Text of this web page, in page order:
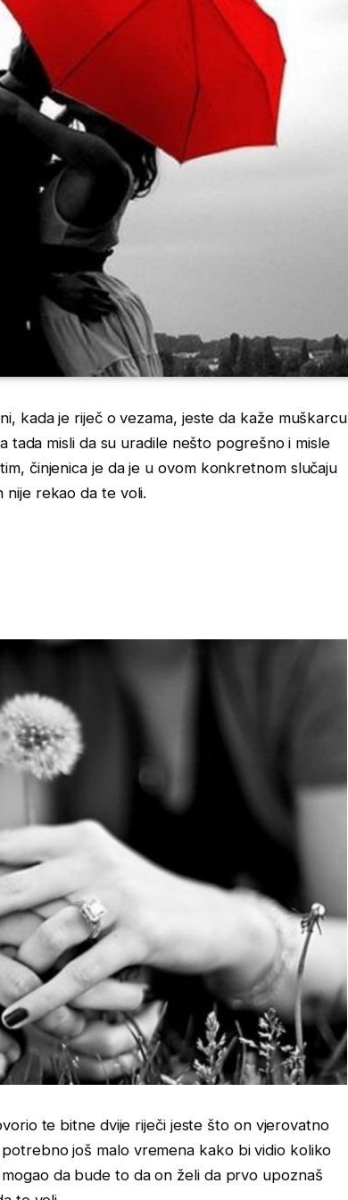
kada je riječ o vezama, jeste da kaže muškarcu
tada misli da su uradile nešto pogrešno i misle
činjenica je da je u ovom konkretnom slučaju
nije rekao da te voli.
te bitne dvije riječi jeste što on vjerovatno
još malo vremena kako bi vidio koliko
da bude to da on želi da prvo upoznaš